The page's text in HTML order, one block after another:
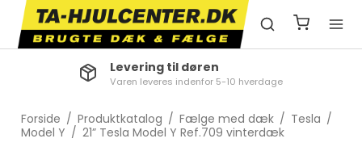
Levering til døren
Varen leveres indenfor 5-10 hverdage
Forside / Produktkatalog / Fælge med dæk / Tesla /
Model Y / 21” Tesla Model Y Ref.709 vinterdæk